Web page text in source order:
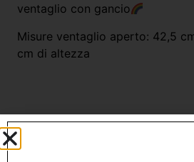
ventaglio con gancio
Misure ventaglio aperto: 42,5
cm di altezza
Prodotti